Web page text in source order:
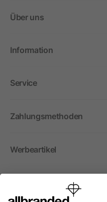
Über uns
Information
Service
Zahlungsmethoden
Werbeartikel